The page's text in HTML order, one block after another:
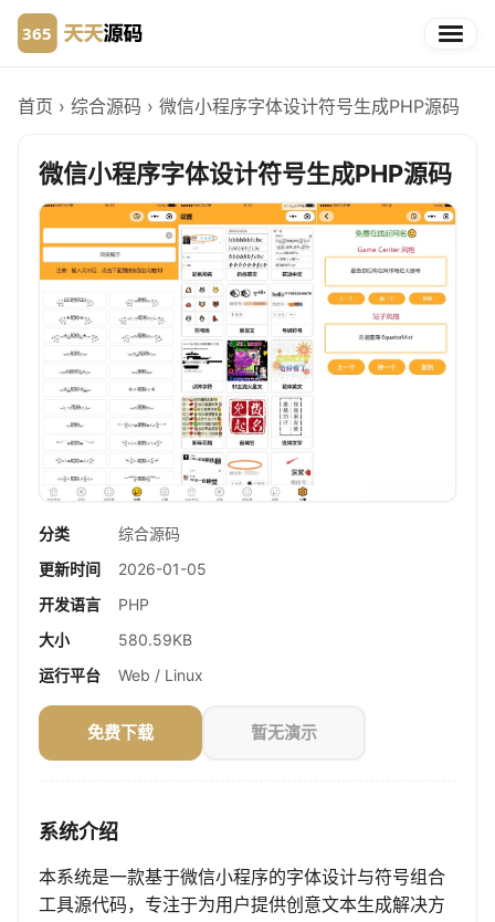
首页 › 综合源码 › 微信小程序字体设计符号生成PHP源码
微信小程序字体设计符号生成PHP源码
分类
综合源码
更新时间
2026-01-05
开发语言
PHP
大小
580.59KB
运行平台
Web / Linux
免费下载 暂无演示
系统介绍
本系统是一款基于微信小程序的字体设计与符号组合
工具源代码，专注于为用户提供创意文本生成解决方